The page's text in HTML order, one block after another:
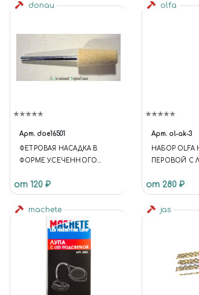
donau
Арт. doe16501
ФЕТРОВАЯ НАСАДКА В
ФОРМЕ УСЕЧЕННОГО
ММ ДЛИНОЙ 18ММ
от 120 ₽
olfa
Арт. ol-ak-3
НАБОР
ПЕРОВОЙ С
от 280 ₽
machete jas